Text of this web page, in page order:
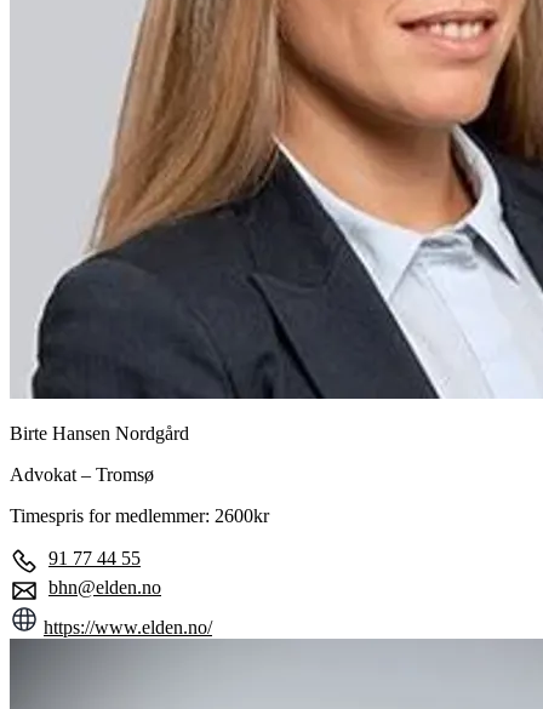
Birte Hansen Nordgård
Advokat – Tromsø
Timespris for medlemmer: 2600kr
91 77 44 55
bhn@elden.no
https://www.elden.no/